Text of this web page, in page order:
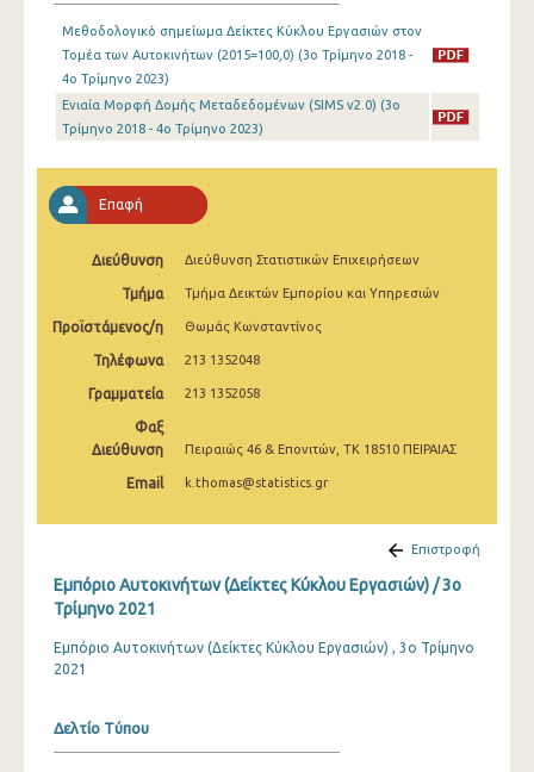
3o Τρίμηνο 2023
2o Τρίμηνο 2023
1o Τρίμηνο 2023
4o Τρίμηνο 2022
3o Τρίμηνο 2022
2o Τρίμηνο 2022
1o Τρίμηνο 2022
4o Τρίμηνο 2021
3o Τρίμηνο 2021
2o Τρίμηνο 2021
2o Τρίμηνο 2020
1o Τρίμηνο 2020
3o Τρίμηνο 2019
Μεθοδολογικό σημείωμα Δείκτες Κύκλου Εργασιών στον
Τομέα των Αυτοκινήτων (2015=100,0) (3o Τρίμηνο 2018 -
4o Τρίμηνο 2023)
Ενιαία Μορφή Δομής Μεταδεδομένων (SIMS v2.0) (3o
Τρίμηνο 2018 - 4o Τρίμηνο 2023)
Επαφή
Διεύθυνση Διεύθυνση Στατιστικών Επιχειρήσεων
Τμήμα Τμήμα Δεικτών Εμπορίου και Υπηρεσιών
Προϊστάμενος/η Θωμάς Κωνσταντίνος
Τηλέφωνα 213 1352048
Γραμματεία 213 1352058
Φαξ
Διεύθυνση
Πειραιώς 46 & Επονιτών, ΤΚ 18510 ΠΕΙΡΑΙΑΣ
Email k.thomas@statistics.gr
Επιστροφή
Εμπόριο Αυτοκινήτων (Δείκτες Κύκλου Εργασιών) / 3o
Τρίμηνο 2021
Εμπόριο Αυτοκινήτων (Δείκτες Κύκλου Εργασιών) , 3ο Τρίμηνο
2021
Δελτίο Τύπου